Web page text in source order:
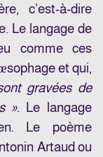
c’est-à-dire
Le langage de
comme ces
et qui,
gravées de
».
Le langage
Le poème
Artaud ou